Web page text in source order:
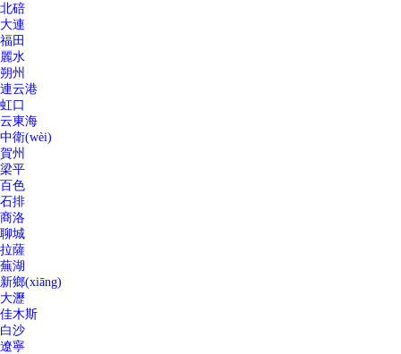
北碚
大連
福田
麗水
朔州
連云港
虹口
云東海
中衛(wèi)
賀州
梁平
百色
石排
商洛
聊城
拉薩
蕪湖
新鄉(xiāng)
大瀝
佳木斯
白沙
遼寧